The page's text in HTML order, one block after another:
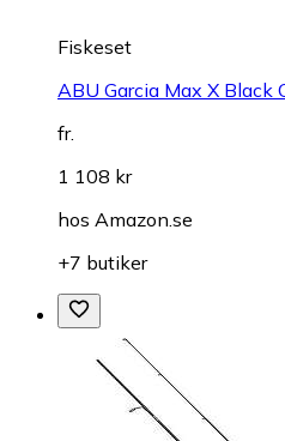
Fiskeset
ABU Garcia Max X Black
fr.
1 108 kr
hos Amazon.se
+7 butiker